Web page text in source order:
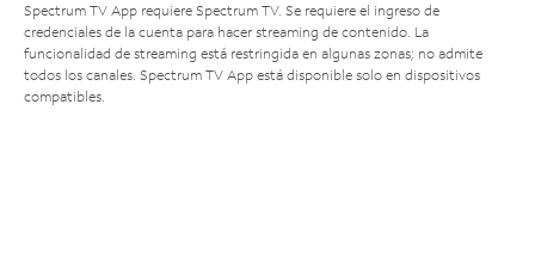
Spectrum TV App requiere Spectrum TV. Se requiere el ingreso de
credenciales de la cuenta para hacer streaming de contenido. La
funcionalidad de streaming está restringida en algunas zonas; no admite
todos los canales. Spectrum TV App está disponible solo en dispositivos
compatibles.